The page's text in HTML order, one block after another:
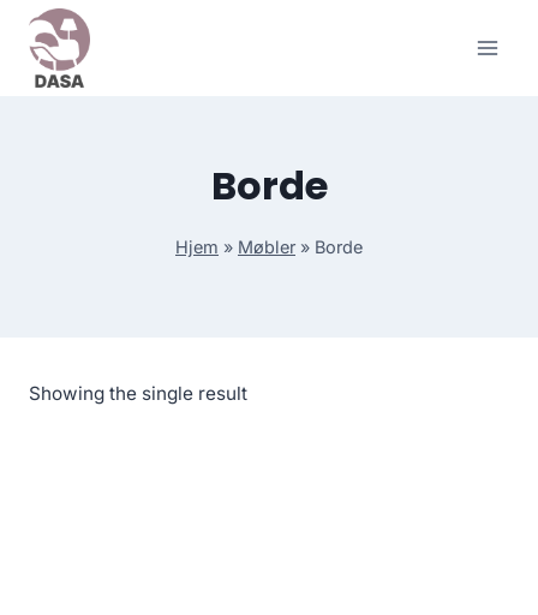
Skip
content
Borde
Hjem » Møbler » Borde
Showing the single result